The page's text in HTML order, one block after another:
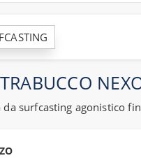
TRABUCCO
da surfcasting agonistico